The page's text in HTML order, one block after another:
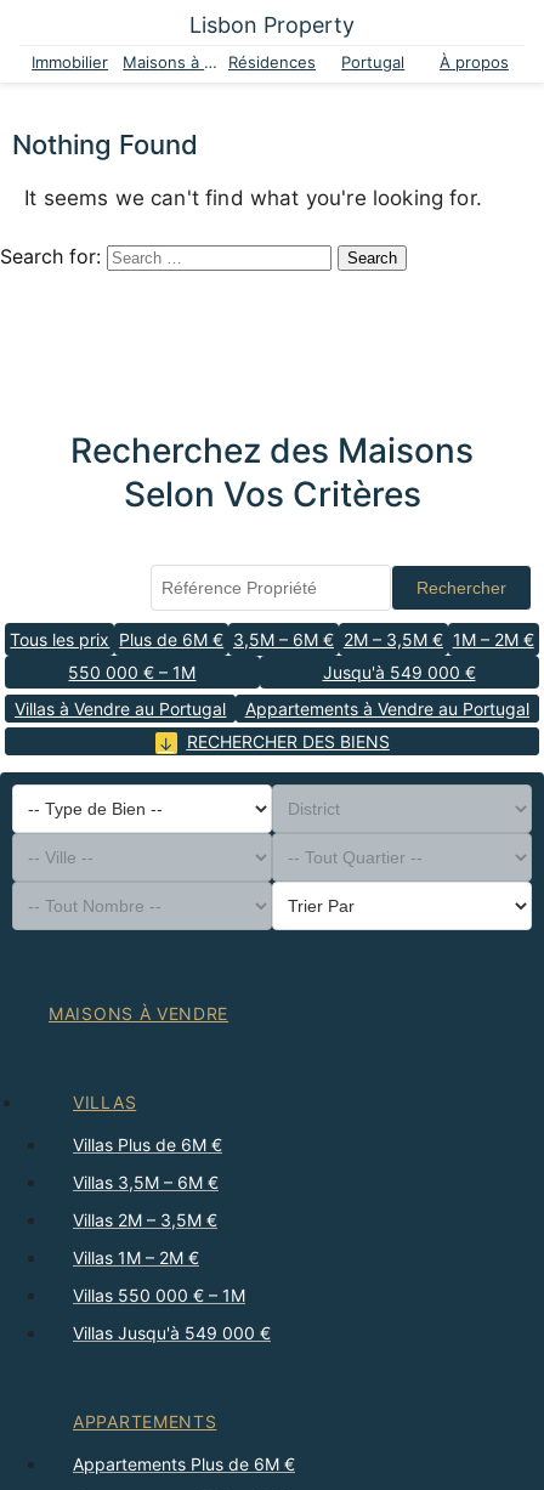
Lisbon Property
Immobilier Maisons à vendre Résidences Portugal À propos
Nothing Found
It seems we can't find what you're looking for.
Search for:
Recherchez des Maisons
Selon Vos Critères
Rechercher
Tous les prix Plus de 6M € 3,5M – 6M € 2M – 3,5M € 1M – 2M €
550 000 € – 1M
Jusqu'à 549 000 €
Villas à Vendre au Portugal
Appartements à Vendre au Portugal
RECHERCHER DES BIENS
-- Type de Bien --
District
-- Ville --
-- Tout Quartier --
-- Tout Nombre --
Trier Par
MAISONS À VENDRE
VILLAS
Villas Plus de 6M €
Villas 3,5M – 6M €
Villas 2M – 3,5M €
Villas 1M – 2M €
Villas 550 000 € – 1M
Villas Jusqu'à 549 000 €
APPARTEMENTS
Appartements Plus de 6M €